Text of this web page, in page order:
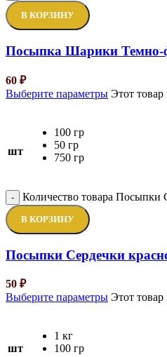
В КОРЗИНУ
Посыпка Шарики Темно-
60 ₽
Выберите параметры Этот
шт
100 гр
50 гр
750 гр
- Количество товара Посыпки
В КОРЗИНУ
Посыпки Сердечки
50 ₽
Выберите параметры Этот
шт
1 кг
100 гр